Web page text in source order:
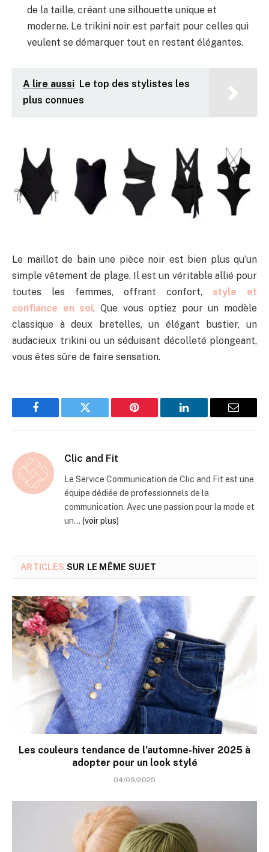
de la taille, créant une silhouette unique et
moderne. Le trikini noir est parfait pour celles qui
veulent se démarquer tout en restant élégantes.
A lire aussi Le top des stylistes les
plus connues
Le maillot de bain une pièce noir est bien plus qu’un
simple vêtement de plage. Il est un véritable allié pour
toutes les femmes, offrant confort, style et
confiance en soi. Que vous optiez pour un modèle
classique à deux bretelles, un élégant bustier, un
audacieux trikini ou un séduisant décolleté plongeant,
vous êtes sûre de faire sensation.
Facebook Twitter Pinterest LinkedIn Email
Clic and Fit
Le Service Communication de Clic and Fit est une
équipe dédiée de professionnels de la
communication. Avec une passion pour la mode et
un... (voir plus)
ARTICLES SUR LE MÊME SUJET
Les couleurs tendance de l’automne-hiver 2025 à
adopter pour un look stylé
04/09/2025